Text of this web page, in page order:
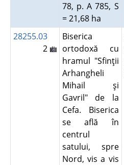
78, p. A 785, S
= 21,68 ha
28255.03
2
Biserica
ortodoxă cu
hramul "Sfinţii
Arhangheli
Mihail şi
Gavril" de la
Cefa. Biserica
se află în
centrul
satului, spre
Nord, vis a vis